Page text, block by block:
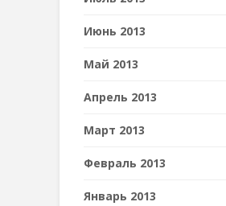
Июнь 2013
Май 2013
Апрель 2013
Март 2013
Февраль 2013
Январь 2013